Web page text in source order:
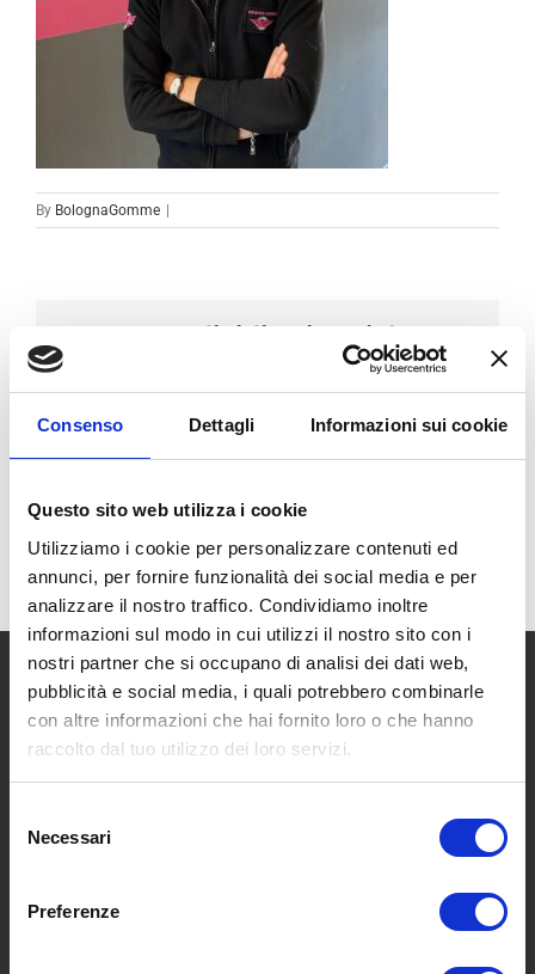
Consenso Dettagli Informazioni sui cookie
Questo sito web utilizza i cookie
Utilizziamo i cookie per personalizzare contenuti ed
annunci, per fornire funzionalità dei social media e per
analizzare il nostro traffico. Condividiamo inoltre
informazioni sul modo in cui utilizzi il nostro sito con i
nostri partner che si occupano di analisi dei dati web,
pubblicità e social media, i quali potrebbero combinarle
con altre informazioni che hai fornito loro o che hanno
raccolto dal tuo utilizzo dei loro servizi.
delNecessari
Preferenze
By BolognaGomme
Condividi sui social
FacebookLinkedInEmail